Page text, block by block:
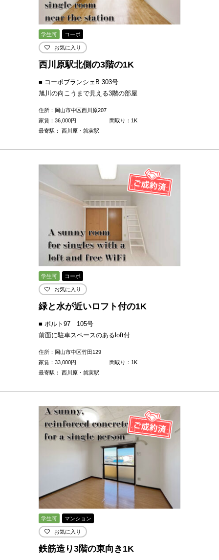
学生可 コーポ
お気に入り
西川原駅北側の3階の1K
■ コーポブランシェB 303号
旭川の向こうまで見える3階の部屋
住所：岡山市中区西川原207
家賃： 36,000円
間取り：1K
最寄駅： 西川原・就実駅
学生可 コーポ
お気に入り
緑と水が近いロフト付の1K
■ ポルト97 105号
前面に駐車スペースのあるloft付
住所：岡山市中区竹田129
家賃： 33,000円
間取り：1K
最寄駅： 西川原・就実駅
学生可 マンション
お気に入り
鉄筋造り3階の東向き1K